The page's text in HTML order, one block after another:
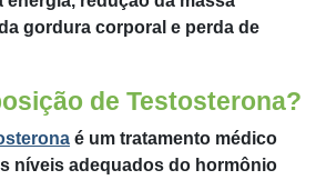
gordura corporal e perda de
de Testosterona?
é um tratamento médico
níveis adequados do hormônio